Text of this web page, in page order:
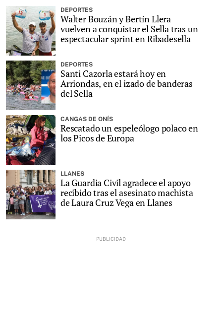
DEPORTES
Walter Bouzán y Bertín Llera
vuelven a conquistar el Sella tras un
espectacular sprint en Ribadesella
DEPORTES
Santi Cazorla estará hoy en
Arriondas, en el izado de banderas
del Sella
CANGAS DE ONÍS
Rescatado un espeleólogo polaco en
los Picos de Europa
LLANES
La Guardia Civil agradece el apoyo
recibido tras el asesinato machista
de Laura Cruz Vega en Llanes